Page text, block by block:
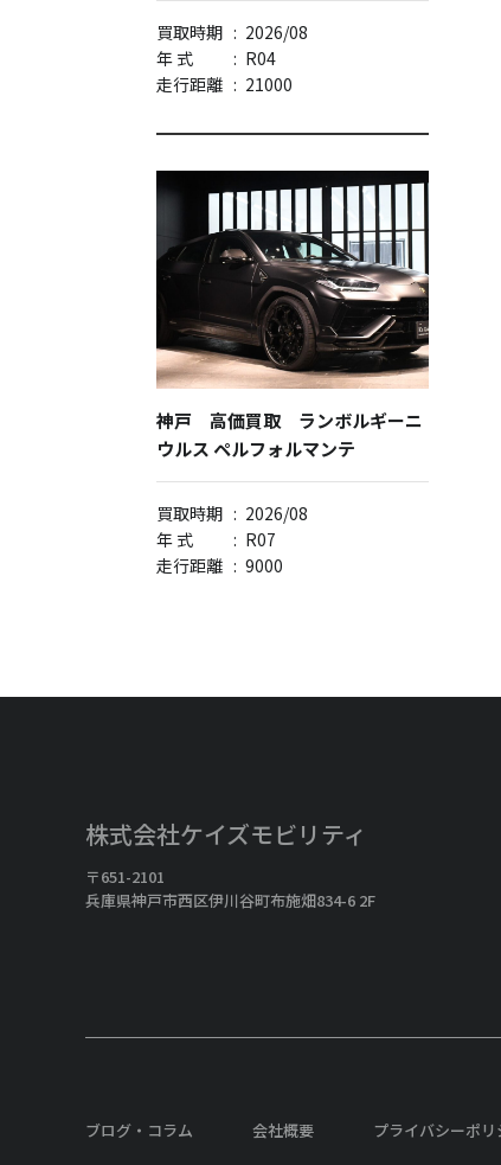
買取時期 : 2026/08
年 式
: R04
走行距離 : 21000
神戸 高価買取 ランボルギーニ
ウルス ペルフォルマンテ
買取時期 : 2026/08
年 式
: R07
走行距離 : 9000
株式会社ケイズモビリティ
〒651-2101
兵庫県神戸市西区伊川谷町布施畑834-6 2F
ブログ・コラム 会社概要 プライバシーポリ